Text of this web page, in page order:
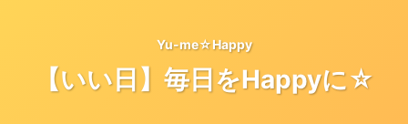
Yu-me☆Happy
【いい日】毎日をHappyに☆